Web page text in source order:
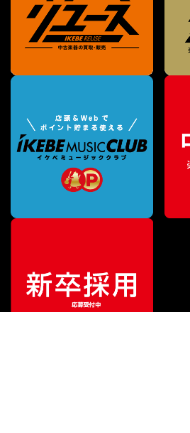
販売価格¥ 7,205（税込）
¥5,602（税込）